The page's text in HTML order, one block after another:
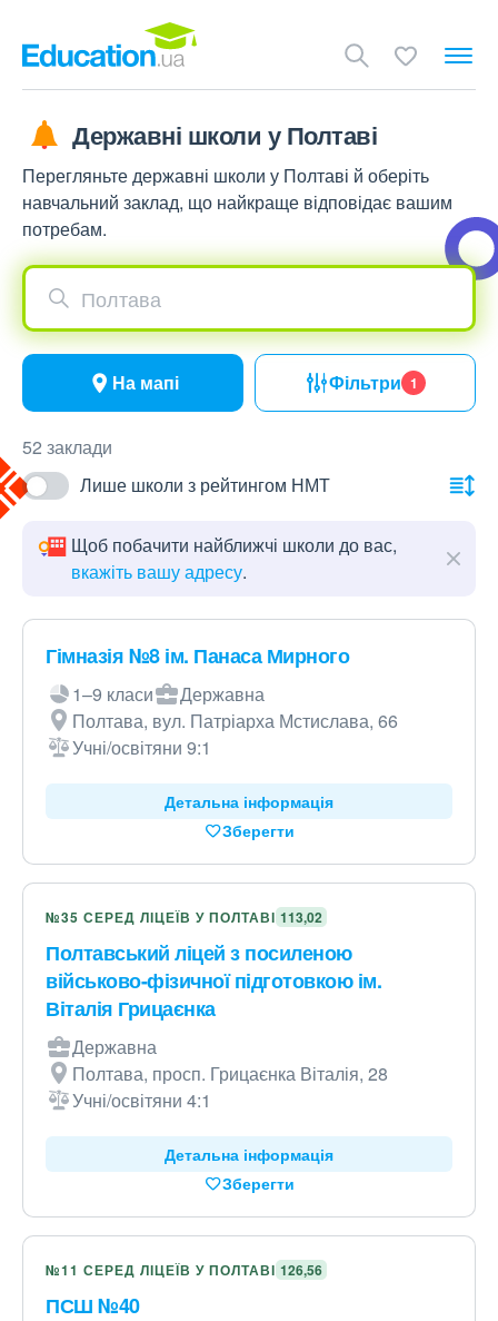
Державні школи у Полтаві
Перегляньте державні школи у Полтаві й оберіть
навчальний заклад, що найкраще відповідає вашим
потребам.
Полтава
На мапі Фільтри 1
52 заклади
Лише школи з рейтингом НМТ
Щоб побачити найближчі школи до вас,
вкажіть вашу адресу.
Гімназія №8 ім. Панаса Мирного
1–9 класи
Державна
Полтава, вул. Патріарха Мстислава, 66
Учні/освітяни 9:1
Детальна інформація
Зберегти
№35 СЕРЕД ЛІЦЕЇВ У ПОЛТАВІ 113,02
Полтавський ліцей з посиленою
військово-фізичної підготовкою ім.
Віталія Грицаєнка
Державна
Полтава, просп. Грицаєнка Віталія, 28
Учні/освітяни 4:1
Детальна інформація
Зберегти
№11 СЕРЕД ЛІЦЕЇВ У ПОЛТАВІ 126,56
ПСШ №40